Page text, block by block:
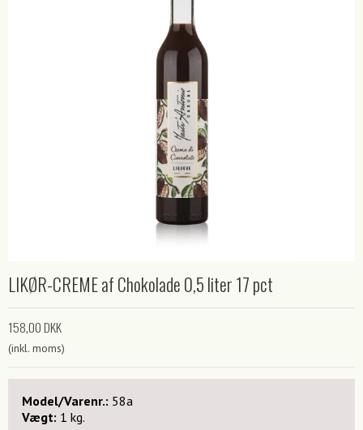
LIKØR-CREME af Chokolade 0,5 liter 17 pct
158,00 DKK
(inkl. moms)
Model/Varenr.: 58a
Vægt: 1 kg.